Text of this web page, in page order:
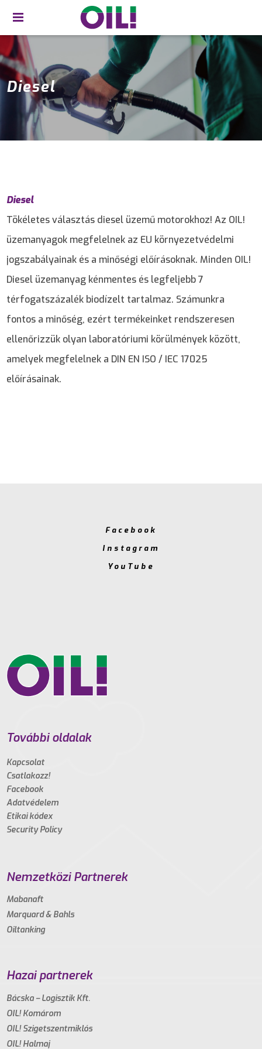
Diesel
Diesel
Tökéletes választás diesel üzemű motorokhoz! Az OIL!
üzemanyagok megfelelnek az EU környezetvédelmi
jogszabályainak és a minőségi előírásoknak. Minden OIL!
Diesel üzemanyag kénmentes és legfeljebb 7
térfogatszázalék biodízelt tartalmaz. Számunkra
fontos a minőség, ezért termékeinket rendszeresen
ellenőrizzük olyan laboratóriumi körülmények között,
amelyek megfelelnek a DIN EN ISO / IEC 17025
előírásainak.
Facebook
Instagram
YouTube
További oldalak
Kapcsolat
Csatlakozz!
Facebook
Adatvédelem
Etikai kódex
Security Policy
Nemzetközi Partnerek
Mabanaft
Marquard & Bahls
Oiltanking
Hazai partnerek
Bácska – Logisztik Kft.
OIL! Komárom
OIL! Szigetszentmiklós
OIL! Halmaj